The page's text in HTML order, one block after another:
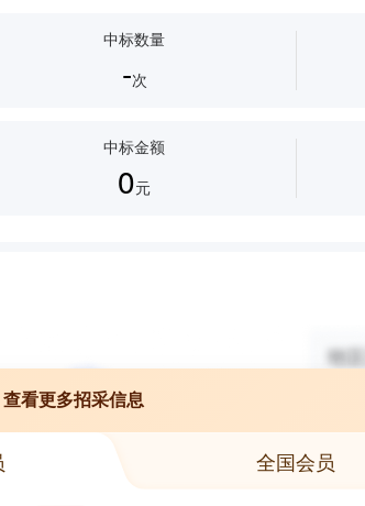
中标数量
-次
中标金额
0元
看更多招采信息
全国会员